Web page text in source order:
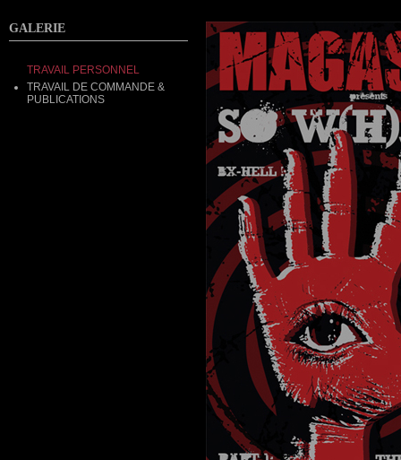
GALERIE
TRAVAIL PERSONNEL
TRAVAIL DE COMMANDE &
PUBLICATIONS